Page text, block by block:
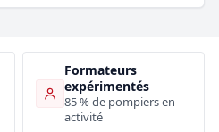
Formateurs
expérimentés
85 % de pompiers en
activité